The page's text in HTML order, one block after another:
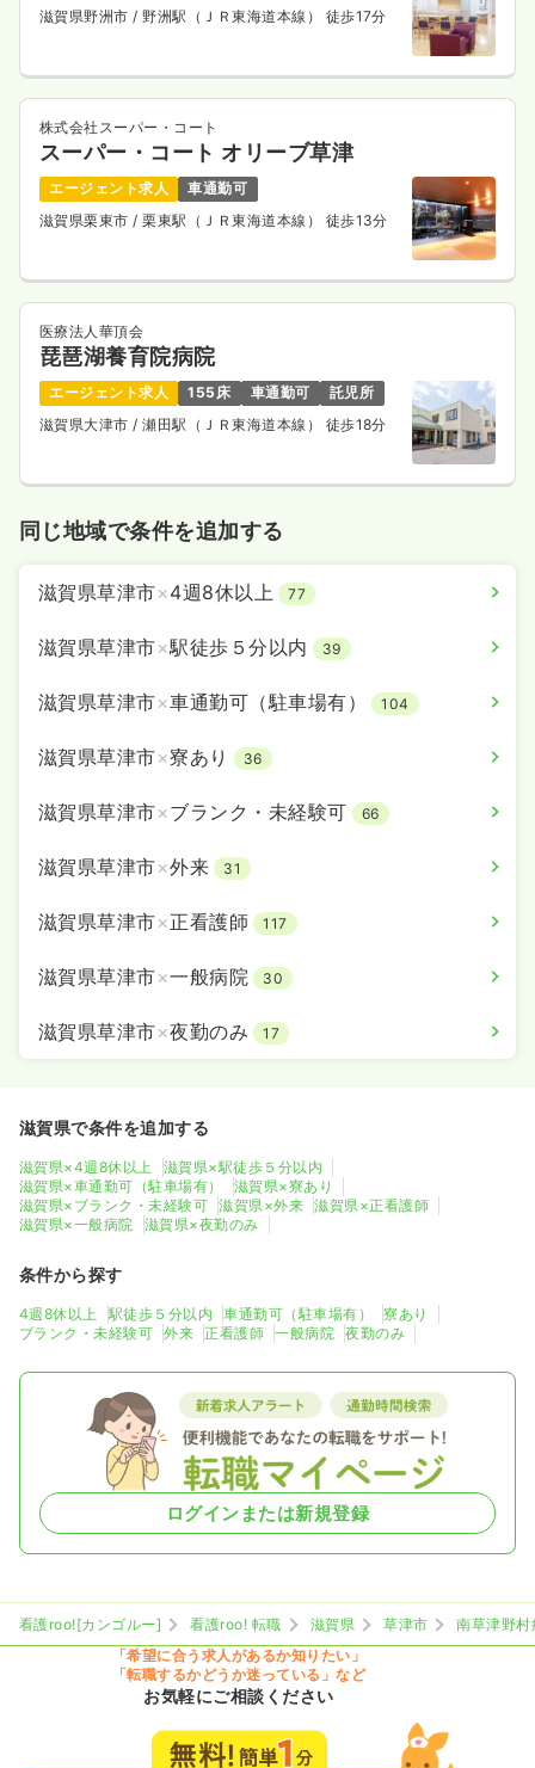
時間 8:45～17:00（休憩45分）
気になる 詳細を見る
夜勤のみ（常勤） 一時募集休止
給与 お問い合わせください
4週8休以上
ブランク可
気になる
日勤のみ（パート） 一時募集休止
ブランク可
気になる
16:45～9:00
（休憩45分）
気になる 詳細を見る
オペ室(手術室)
給与 お問い合わせください
時間 8:45～17:00（休憩45分）
給与 30.0
※一例
時間 8:45～17:00（休憩45分）
気になる 詳細を見る
夜勤のみ（常勤）
給与 お問い合わせください
4週8休以上
ブランク可
気になる 詳細を見る
日勤のみ（パート） 一時募集休止
滋賀県野洲市 / 野洲駅（ＪＲ東海道本線） 徒歩17分
株式会社スーパー・コート
スーパー・コート オリーブ草津
エージェント求人
車通勤可
滋賀県栗東市 / 栗東駅（ＪＲ東海道本線） 徒歩13分
医療法人華頂会
琵琶湖養育院病院
エージェント求人 155床 車通勤可
託児所
滋賀県大津市 / 瀬田駅（ＪＲ東海道本線） 徒歩18分
同じ地域で条件を追加する
滋賀県草津市×4週8休以上 77
滋賀県草津市×駅徒歩５分以内 39
滋賀県草津市×車通勤可（駐車場有） 104
滋賀県草津市×寮あり 36
滋賀県草津市×ブランク・未経験可 66
滋賀県草津市×外来 31
滋賀県草津市×正看護師 117
滋賀県草津市×一般病院 30
滋賀県草津市×夜勤のみ 17
滋賀県で条件を追加する
滋賀県×4週8休以上
滋賀県×駅徒歩５分以内
滋賀県×車通勤可（駐車場有）
滋賀県×寮あり
滋賀県×ブランク・未経験可
滋賀県×外来
滋賀県×正看護師
滋賀県×一般病院
滋賀県×夜勤のみ
条件から探す
4週8休以上 駅徒歩５分以内 車通勤可（駐車場有）
寮あり
ブランク・未経験可
外来 正看護師 一般病院 夜勤のみ
ログインまたは新規登録
看護roo![カンゴルー] 看護roo! 転職 滋賀県 草津市
南草津野村
「希望に合う求人があるか知りたい」
「転職するかどうか迷っている」など
お気軽にご相談ください